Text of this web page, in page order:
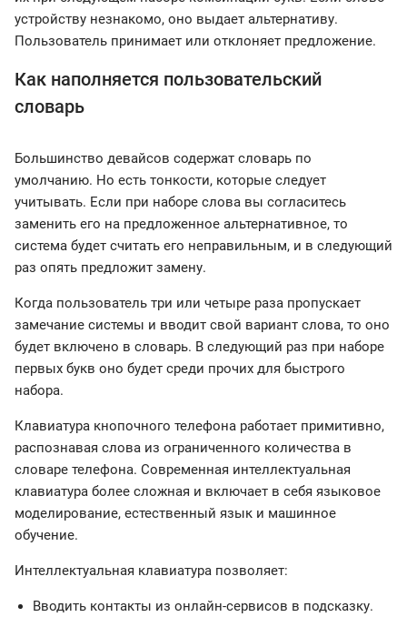
устройству незнакомо, оно выдает альтернативу.
Пользователь принимает или отклоняет предложение.
Как наполняется пользовательский
словарь
Большинство девайсов содержат словарь по
умолчанию. Но есть тонкости, которые следует
учитывать. Если при наборе слова вы согласитесь
заменить его на предложенное альтернативное, то
система будет считать его неправильным, и в следующий
раз опять предложит замену.
Когда пользователь три или четыре раза пропускает
замечание системы и вводит свой вариант слова, то оно
будет включено в словарь. В следующий раз при наборе
первых букв оно будет среди прочих для быстрого
набора.
Клавиатура кнопочного телефона работает примитивно,
распознавая слова из ограниченного количества в
словаре телефона. Современная интеллектуальная
клавиатура более сложная и включает в себя языковое
моделирование, естественный язык и машинное
обучение.
Интеллектуальная клавиатура позволяет:
Вводить контакты из онлайн-сервисов в подсказку.